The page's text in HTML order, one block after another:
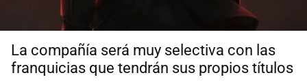
La compañía será muy selectiva con las
franquicias que tendrán sus propios títulos